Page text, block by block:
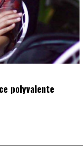
polyvalente